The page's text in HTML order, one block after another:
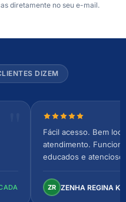
diretamente no seu e-mail.
DIZEM
Nota 5 de 5
Fácil acesso. Bem
atendimento.
educados e
Perfeito!
ZR ZENHA REGINA